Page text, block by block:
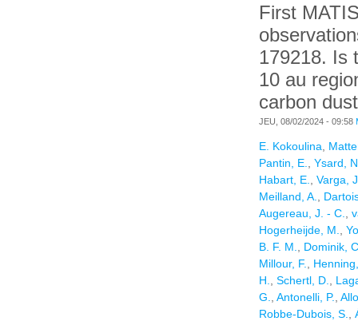
First
179218. Is
10 au
carbon
JEU, 08/02/2024 - 09:58
E. Kokoulina
Pantin, E.
Ysard,
Habart, E.
Varga,
Meilland, A.
Augereau, J. - C.
Hogerheijde, M.
B. F. M.
Dominik,
Millour, F.
H.
Schertl, D.
G.
Antonelli, P.
Robbe-Dubois, S.